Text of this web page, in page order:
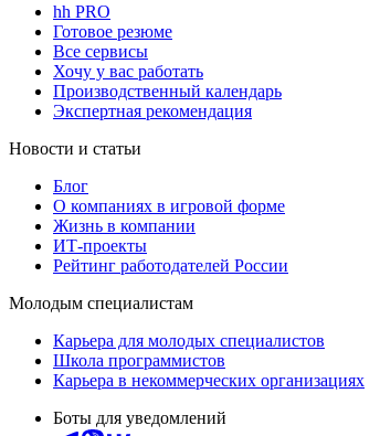
hh PRO
Готовое резюме
Все сервисы
Хочу у вас работать
Производственный календарь
Экспертная рекомендация
Новости и статьи
Блог
О компаниях в игровой форме
Жизнь в компании
ИТ-проекты
Рейтинг работодателей России
Молодым специалистам
Карьера для молодых специалистов
Школа программистов
Карьера в некоммерческих организациях
Боты для уведомлений